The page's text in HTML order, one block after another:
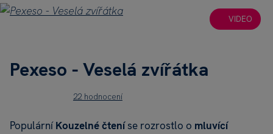
VIDEO
Pexeso - Veselá zvířátka
22 hodnocení
PopulárníKouzelné čteníse rozrostlo o mluvící